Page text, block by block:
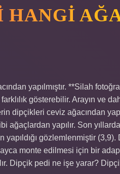
HANGI
yapılmıştır. **Silah
gösterebilir. Arayın ve
dipçikleri ceviz ağacından
ağaçlardan yapılır. Son
gözlemlenmiştir
monte edilmesi için bir
Dipçik pedi ne işe yarar?